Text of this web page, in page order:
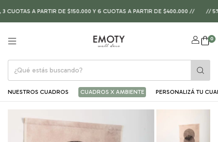
A PARTIR DE $150.000 Y 6 CUOTAS A PARTIR DE $400.000 // // 5% OFF
0
NUESTROS CUADROS CUADROS X AMBIENTE PERSONALIZÁ TU